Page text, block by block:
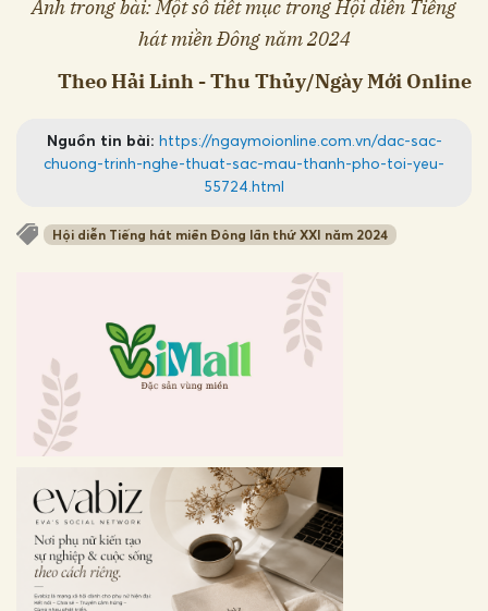
Ảnh trong bài: Một số tiết mục trong Hội diễn Tiếng
hát miền Đông năm 2024
Theo Hải Linh - Thu Thủy/Ngày Mới Online
Nguồn tin bài: https://ngaymoionline.com.vn/dac-sac-
chuong-trinh-nghe-thuat-sac-mau-thanh-pho-toi-yeu-
55724.html
Hội diễn Tiếng hát miền Đông lần thứ XXI năm 2024